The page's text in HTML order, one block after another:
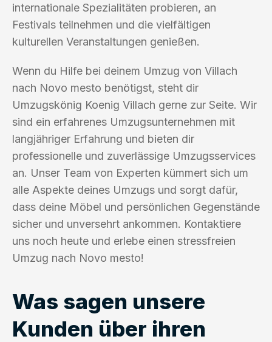
internationale Spezialitäten probieren, an
Festivals teilnehmen und die vielfältigen
kulturellen Veranstaltungen genießen.
Wenn du Hilfe bei deinem Umzug von Villach
nach Novo mesto benötigst, steht dir
Umzugskönig Koenig Villach gerne zur Seite. Wir
sind ein erfahrenes Umzugsunternehmen mit
langjähriger Erfahrung und bieten dir
professionelle und zuverlässige Umzugsservices
an. Unser Team von Experten kümmert sich um
alle Aspekte deines Umzugs und sorgt dafür,
dass deine Möbel und persönlichen Gegenstände
sicher und unversehrt ankommen. Kontaktiere
uns noch heute und erlebe einen stressfreien
Umzug nach Novo mesto!
Was sagen unsere
Kunden über ihren